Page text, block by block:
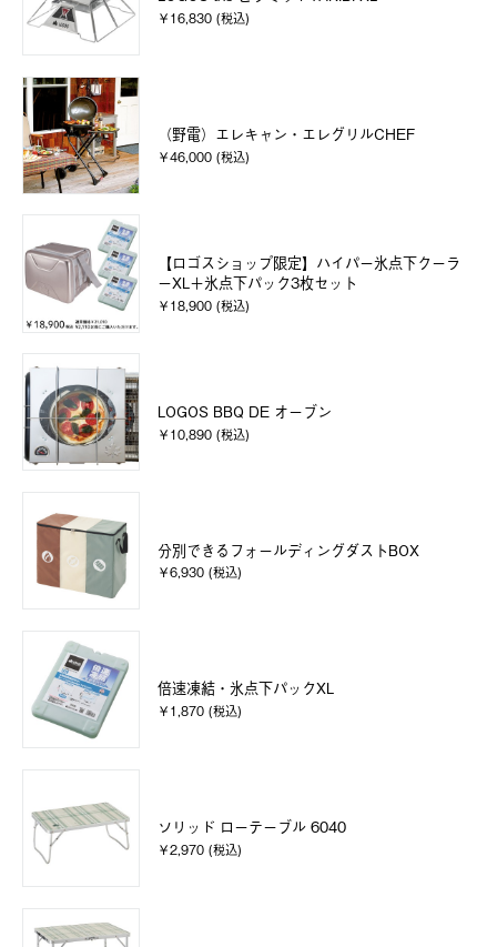
￥16,830 (税込)
（野電）エレキャン・エレグリルCHEF
￥46,000 (税込)
【ロゴスショップ限定】ハイパー氷点下クーラ
ーXL＋氷点下パック3枚セット
￥18,900 (税込)
LOGOS BBQ DE オーブン
￥10,890 (税込)
分別できるフォールディングダストBOX
￥6,930 (税込)
倍速凍結・氷点下パックXL
￥1,870 (税込)
ソリッド ローテーブル 6040
￥2,970 (税込)